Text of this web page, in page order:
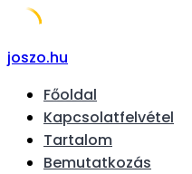
Skip
content
joszo.hu
Főoldal
Kapcsolatfelvétel
Tartalom
Bemutatkozás